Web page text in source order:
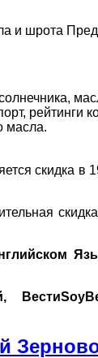
и шрота
рейтинги
масла.
скидка в
ВестиSoy